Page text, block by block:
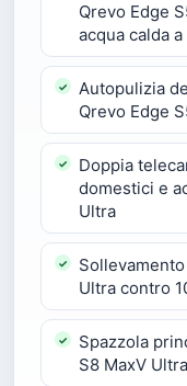
Qrevo Edge
acqua calda
Autopulizia
Qrevo Edge
Doppia
domestici e
Ultra
Ultra contro
Spazzola
S8 MaxV Ultra